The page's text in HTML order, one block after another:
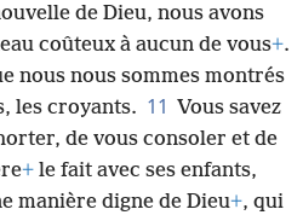
de Dieu, nous avons
coûteux à aucun de vous+.
nous nous sommes montrés
les croyants. 11 Vous savez
de vous consoler et de
+ le fait avec ses enfants,
manière digne de Dieu+, qui